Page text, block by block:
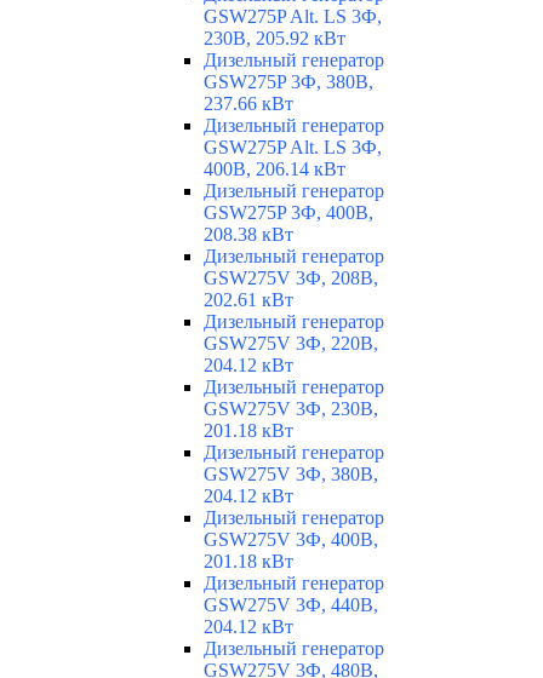
GSW275P Alt. LS 3Ф,
230В, 205.92 кВт
Дизельный генератор
GSW275P 3Ф, 380В,
237.66 кВт
Дизельный генератор
GSW275P Alt. LS 3Ф,
400В, 206.14 кВт
Дизельный генератор
GSW275P 3Ф, 400В,
208.38 кВт
Дизельный генератор
GSW275V 3Ф, 208В,
202.61 кВт
Дизельный генератор
GSW275V 3Ф, 220В,
204.12 кВт
Дизельный генератор
GSW275V 3Ф, 230В,
201.18 кВт
Дизельный генератор
GSW275V 3Ф, 380В,
204.12 кВт
Дизельный генератор
GSW275V 3Ф, 400В,
201.18 кВт
Дизельный генератор
GSW275V 3Ф, 440В,
204.12 кВт
Дизельный генератор
GSW275V 3Ф, 480В,